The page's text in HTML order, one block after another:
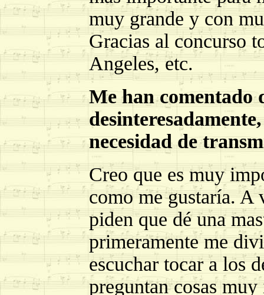
muy grande y con
Gracias al concurso
Angeles, etc.
Me han comentado
necesidad de
Creo que es muy
como me gustaría. A
piden que dé una
primeramente me
escuchar tocar a los
preguntan cosas